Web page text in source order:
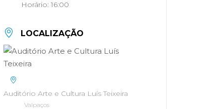
Horário:16:00
LOCALIZAÇÃO
Auditório Arte e Cultura Luís Teixeira
Valpaços